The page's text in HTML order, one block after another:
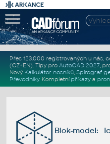
Přes 123.000 registrovaných u nás,
(CZ+EN). Tipy pro AutoCAD 2027,
Nový Kalkulátor nosníků, Spirograf
Převodníky. Kompletní příkazya
Blok-model: